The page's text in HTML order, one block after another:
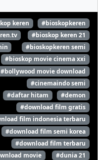
keren
#bioskopkeren
#bioskop keren 21
#bioskopkeren semi
#bioskop movie cinema xxi
#bollywood movie download
#cinemaindo semi
#daftar hitam
#demon
#download film gratis
film indonesia terbaru
#download film semi korea
#download film terbaru
movie
#dunia 21